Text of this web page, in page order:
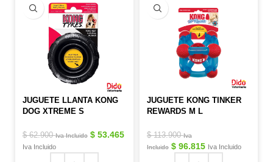
JUGUETE LLANTA KONG
DOG XTREME S
$62.900 Iva Incluido $ 53.465
Iva Incluido
JUGUETE KONG TINKER
REWARDS M L
$113.900 Iva
Incluido $ 96.815 Iva Incluido